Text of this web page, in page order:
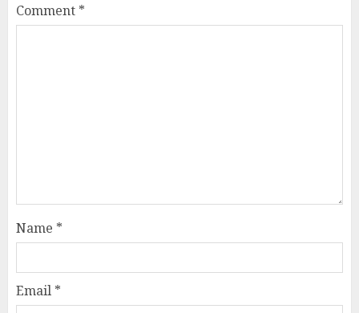
Comment *
Name *
Email *